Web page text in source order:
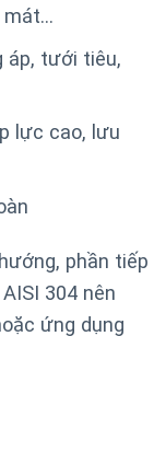
mát…
áp, tưới tiêu,
lực cao, lưu
phần tiếp
304 nên
ứng dụng